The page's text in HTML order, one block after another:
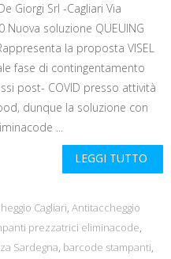
Giorgi Srl -Cagliari Via
Nuova soluzione QUEUING
la proposta VISEL
fase di contingentamento
post- COVID presso attività
dunque la soluzione con
...
LEGGI TUTTO
Cagliari, Antitaccheggio
prezzatrici eliminacode,
Sardegna, barcode stampanti,